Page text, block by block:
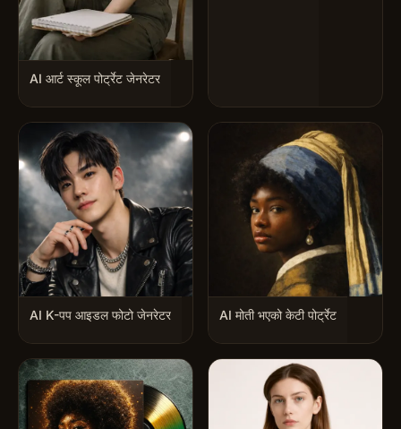
AI आर्ट स्कूल पोर्ट्रेट जेनरेटर
AI K-पप आइडल फोटो जेनरेटर AI मोती भएको केटी पोर्ट्रेट